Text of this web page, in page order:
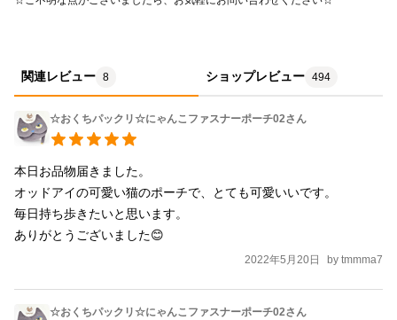
関連レビュー 8 ショップレビュー 494
☆おくちパックリ☆にゃんこファスナーポーチ02さん
本日お品物届きました。
オッドアイの可愛い猫のポーチで、とても可愛いいです。
毎日持ち歩きたいと思います。
ありがとうございました😊
2022年5月20日 by tmmma7
☆おくちパックリ☆にゃんこファスナーポーチ02さん